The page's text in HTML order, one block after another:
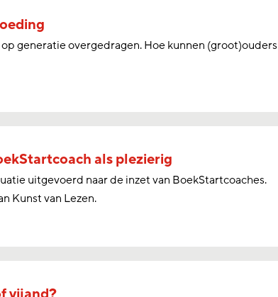
generatie overgedragen. Hoe kunnen (groot)ouders
als plezierig
uitgevoerd naar de inzet van BoekStartcoaches.
Kunst van Lezen.